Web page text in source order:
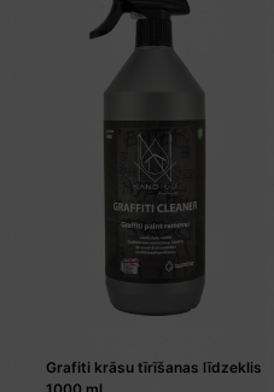
Grafiti krāsu tīrīšanas līdzeklis